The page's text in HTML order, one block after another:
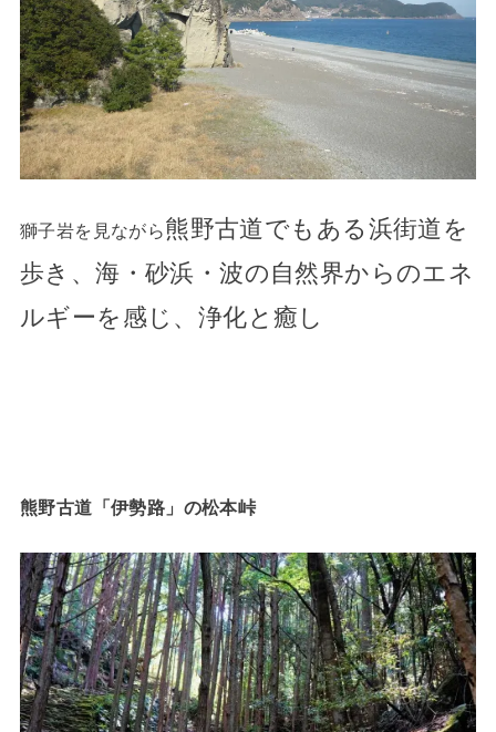
獅子岩を見ながら熊野古道でもある 浜街道を
歩き、海・砂浜・波の自然界からのエネ
ルギーを感じ、浄化と癒し
熊野古道「伊勢路」の松本峠